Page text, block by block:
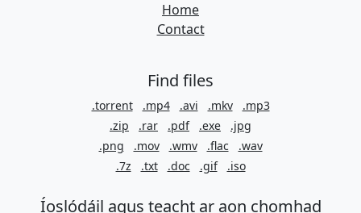
Home
Contact
Find files
.torrent .mp4 .avi .mkv
.mp3
.zip
.rar .pdf .exe
.jpg
.png
.mov .wmv .flac
.wav
.7z
.txt .doc .gif .iso
Íoslódáil agus teacht ar aon chomhad